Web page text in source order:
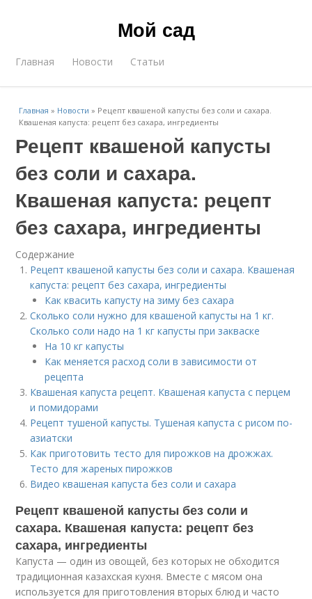
Мой сад
Главная Новости Статьи
Главная » Новости » Рецепт квашеной капусты без соли и сахара.
Квашеная капуста: рецепт без сахара, ингредиенты
Рецепт квашеной капусты
без соли и сахара.
Квашеная капуста: рецепт
без сахара, ингредиенты
Содержание
Рецепт квашеной капусты без соли и сахара. Квашеная
капуста: рецепт без сахара, ингредиенты
Как квасить капусту на зиму без сахара
Сколько соли нужно для квашеной капусты на 1 кг.
Сколько соли надо на 1 кг капусты при закваске
На 10 кг капусты
Как меняется расход соли в зависимости от
рецепта
Квашеная капуста рецепт. Квашеная капуста с перцем
и помидорами
Рецепт тушеной капусты. Тушеная капуста с рисом по-
азиатски
Как приготовить тесто для пирожков на дрожжах.
Тесто для жареных пирожков
Видео квашеная капуста без соли и сахара
Рецепт квашеной капусты без соли и
сахара. Квашеная капуста: рецепт без
сахара, ингредиенты
Капуста — один из овощей, без которых не обходится
традиционная казахская кухня. Вместе с мясом она
используется для приготовления вторых блюд и часто